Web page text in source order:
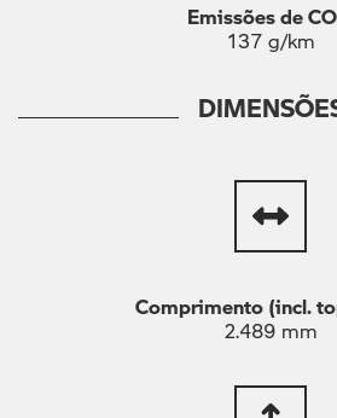
Emissões de
137 g/km
Comprimento (incl.
2.489 mm